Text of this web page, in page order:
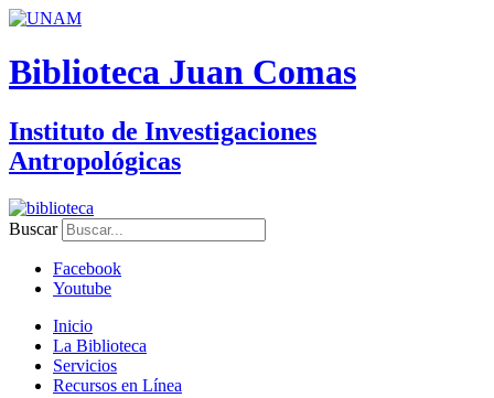
Biblioteca Juan Comas
Instituto de Investigaciones
Antropológicas
Buscar
Facebook
Youtube
Inicio
La Biblioteca
Servicios
Recursos en Línea